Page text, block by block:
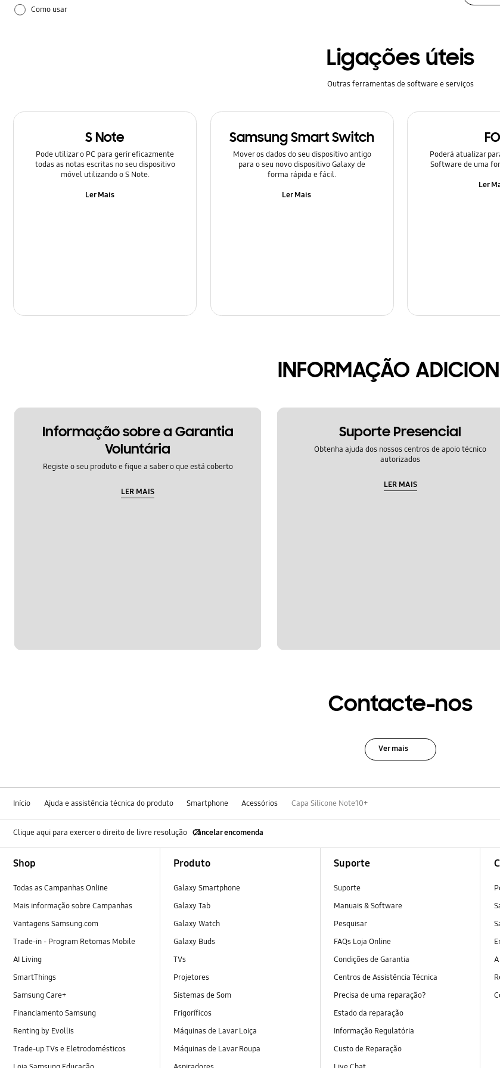
Como usar
Ligações úteis
Outras ferramentas de software e serviços
S Note
Pode utilizar o PC para gerir eficazmente
todas as notas escritas no seu dispositivo
móvel utilizando o S Note.
Ler Mais
Samsung Smart Switch
Mover os dados do seu dispositivo antigo
para o seu novo dispositivo Galaxy de
forma rápida e fácil.
Ler Mais
Poderá atualizar
Software de uma
Ler
INFORMAÇÃO
Informação sobre a Garantia
Voluntária
Registe o seu produto e fique a saber o que está coberto
LER MAIS
Suporte Presencial
Obtenha ajuda dos nossos centros de apoio técnico
autorizados
LER MAIS
Contacte-nos
Ver mais
Início Ajuda e assistência técnica do produto Smartphone Acessórios Capa Silicone Note10+
Clique aqui para exercer o direito de livre resolução Cancelar encomenda
Shop
Todas as Campanhas Online
Mais informação sobre Campanhas
Vantagens Samsung.com
Trade-in - Program Retomas Mobile
AI Living
SmartThings
Samsung Care+
Financiamento Samsung
Renting by Evollis
Trade-up TVs e Eletrodomésticos
Produto
Galaxy Smartphone
Galaxy Tab
Galaxy Watch
Galaxy Buds
TVs
Projetores
Sistemas de Som
Frigoríficos
Máquinas de Lavar Loiça
Máquinas de Lavar Roupa
Suporte
Suporte
Manuais & Software
Pesquisar
FAQs Loja Online
Condições de Garantia
Centros de Assistência Técnica
Precisa de uma reparação?
Estado da reparação
Informação Regulatória
Custo de Reparação